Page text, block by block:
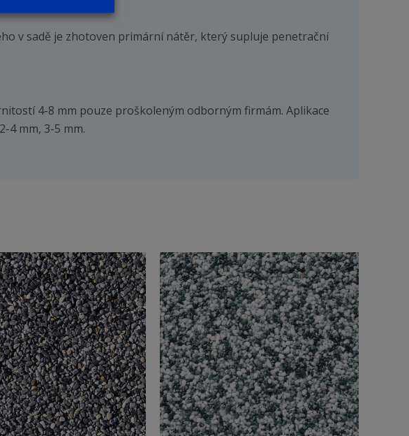
v sadě je zhotoven primární nátěr, který supluje penetrační
4-8 mm pouze proškoleným odborným firmám. Aplikace
4 mm, 3-5 mm.